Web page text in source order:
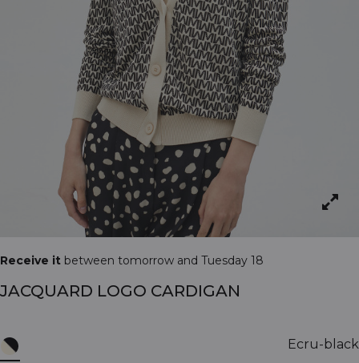
Receive it between tomorrow and Tuesday 18
JACQUARD LOGO CARDIGAN
Ecru-black